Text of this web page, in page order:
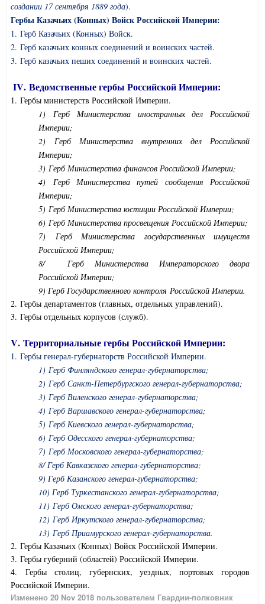
создании 17 сентября 1889 года).
Гербы Казачьих (Конных) Войск Российской Империи:
1. Герб Казачьих (Конных) Войск.
2. Герб казачьих конных соединений и воинских частей.
3. Герб казачьих пеших соединений и воинских частей.
IV. Ведомственные гербы Российской Империи:
1. Гербы министерств Российской Империи.
1) Герб Министерства иностранных дел Российской
Империи;
2) Герб Министерства внутренних дел Российской
Империи;
3) Герб Министерства финансов Российской Империи;
4) Герб Министерства путей сообщения Российской
Империи;
5) Герб Министерства юстиции Российской Империи;
6) Герб Министерства просвещения Российской Империи;
7) Герб Министерства государственных имуществ
Российской Империи;
8/ Герб Министерства Императорского двора
Российской Империи;
9) Герб Государственного контроляРоссийской Империи.
2. Гербы департаментов (главных, отдельных управлений).
3. Гербы отдельных корпусов (служб).
V. Территориальные гербы Российской Империи:
1. Гербы генерал-губернаторств Российской Империи.
1) Герб Финляндского генерал-губернаторства;
2) Герб Санкт-Петербургского генерал-губернаторства;
3) Герб Виленского генерал-губернаторства;
4) Герб Варшавского генерал-губернаторства;
5) Герб Киевского генерал-губернаторства;
6) Герб Одесского генерал-губернаторства;
7) Герб Московского генерал-губернаторства;
8/ Герб Кавказского генерал-губернаторства;
9) Герб Казанского генерал-губернаторства;
10) Герб Туркестанского генерал-губернаторства;
11) Герб Омского генерал-губернаторства;
12) Герб Иркутского генерал-губернаторства;
13) Герб Приамурского генерал-губернаторства.
2. Гербы Казачьих (Конных) Войск Российской Империи.
3. Гербы губерний (областей) Российской Империи.
4. Гербы столиц, губернских, уездных, портовых городов
Российской Империи.
Изменено 20 Nov 2018 пользователем Гвардии-полковник